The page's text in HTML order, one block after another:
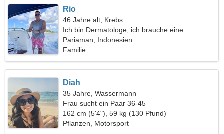
Rio
46 Jahre alt, Krebs
Ich bin Dermatologe, ich brauche eine
wundervolle Frau
Pariaman, Indonesien
Familie
Diah
35 Jahre, Wassermann
Frau sucht ein Paar 36-45
162 cm (5'4"), 59 kg (130 Pfund)
Pflanzen, Motorsport